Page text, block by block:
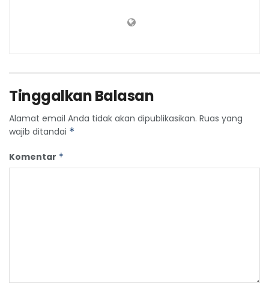
Tinggalkan Balasan
Alamat email Anda tidak akan dipublikasikan. Ruas yang
wajib ditandai *
Komentar *